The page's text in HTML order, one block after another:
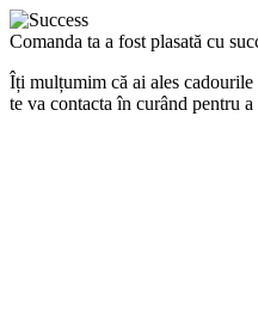
Comanda ta a fost plasată cu
Îți mulțumim că ai ales
te va contacta în curând pentru